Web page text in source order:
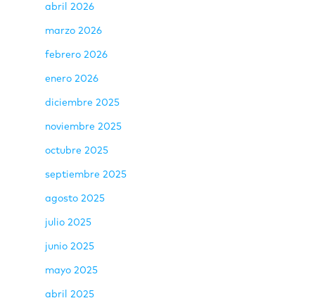
abril 2026
marzo 2026
febrero 2026
enero 2026
diciembre 2025
noviembre 2025
octubre 2025
septiembre 2025
agosto 2025
julio 2025
junio 2025
mayo 2025
abril 2025